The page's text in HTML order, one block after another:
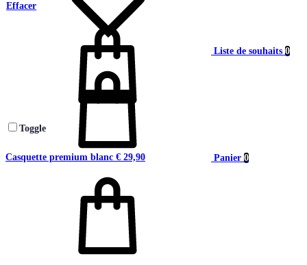
Liste de souhaits 0
Panier 0
Effacer
Toggle
Casquette premium blanc € 29,90